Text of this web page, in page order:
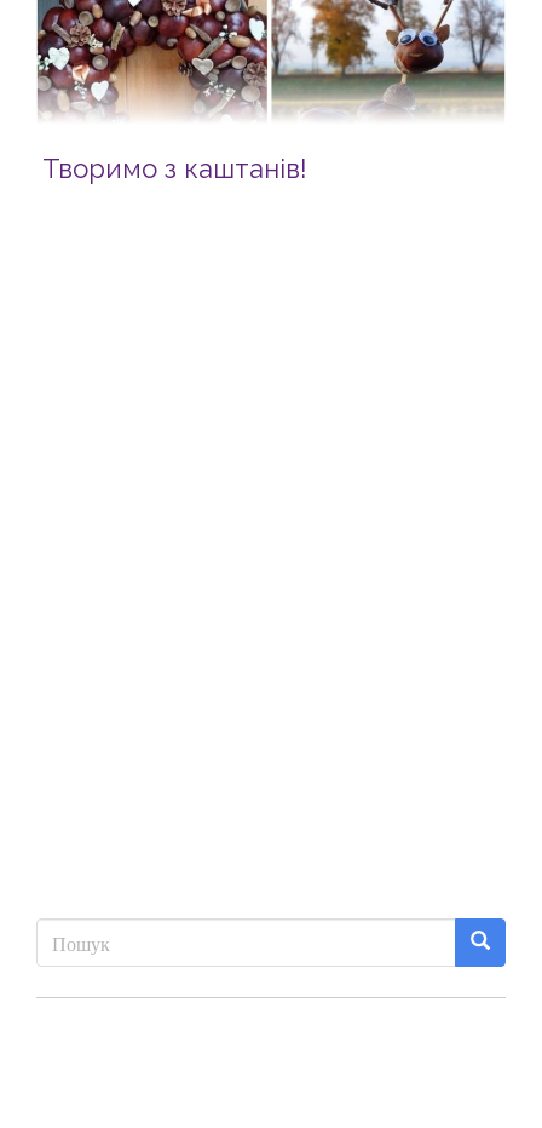
Творимо з каштанів!